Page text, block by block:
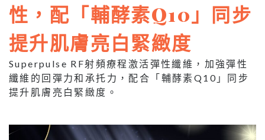
性，配「輔酵素Q10 」同步
提升肌膚亮白緊緻度
Superpulse RF射頻療程激活彈性纖維，加強彈性
纖維的回彈力和承托力，配合「輔酵素Q10」同步
提升肌膚亮白緊緻度。